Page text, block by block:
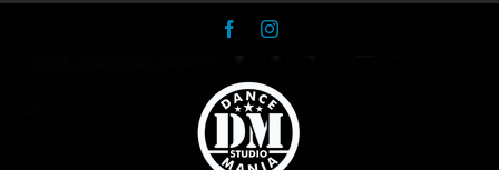
FacebookInstagram